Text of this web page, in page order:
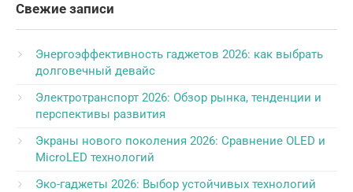
Свежие записи
Энергоэффективность гаджетов 2026: как выбрать
долговечный девайс
Электротранспорт 2026: Обзор рынка, тенденции и
перспективы развития
Экраны нового поколения 2026: Сравнение OLED и
MicroLED технологий
Эко-гаджеты 2026: Выбор устойчивых технологий